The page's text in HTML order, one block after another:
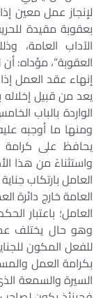
لإنجاز عمل معين
بعقوبة مقيدة
الآداب العامة،
العقوبة”، مؤداه:
إنهاء عقد العمل
الواردة بالباب
ومنها ما أوجبه
يحافظ على كرامة
واستثناءً من هذا
العامل بارتكاب
العامة خارج دائرة
العامل؛ باعتبار
وهو حال يختلف
للفعل المكون
بكرامة العمل
السيرة والسمعة